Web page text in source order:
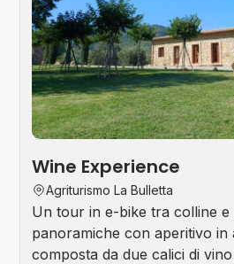
Wine Experience
Agriturismo La Bulletta
Un tour in e-bike tra colline e
panoramiche con aperitivo in
composta da due calici di